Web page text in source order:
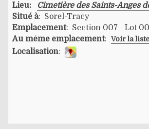
Lieu:
Cimetière des Saints-Anges
Situé à: Sorel-Tracy
Emplacement: Section 007 - Lot
Au même emplacement: Voir la
Localisation: